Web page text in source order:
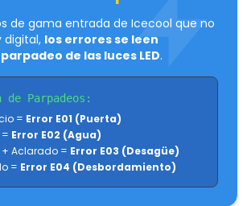
de gama entrada de Icecool que no
digital, los errores se leen
de las luces LED.
de Parpadeos:
= Error E01 (Puerta)
= Error E02 (Agua)
+ Aclarado = Error E03 (Desagüe)
= Error E04 (Desbordamiento)